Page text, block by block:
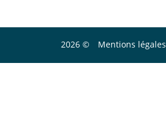
2026 © Mentions légales